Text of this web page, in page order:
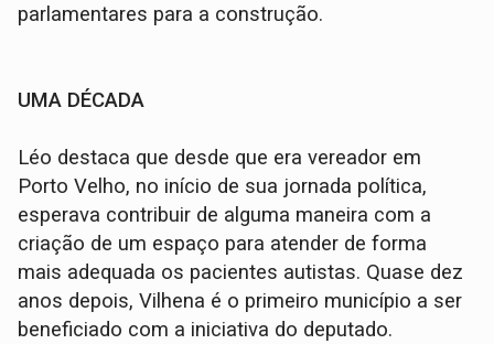
parlamentares para a construção.
UMA DÉCADA
Léo destaca que desde que era vereador em
Porto Velho, no início de sua jornada política,
esperava contribuir de alguma maneira com a
criação de um espaço para atender de forma
mais adequada os pacientes autistas. Quase dez
anos depois, Vilhena é o primeiro município a ser
beneficiado com a iniciativa do deputado.